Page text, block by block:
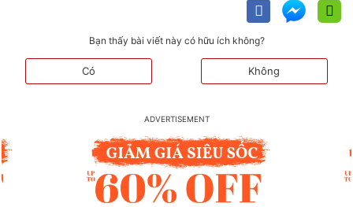
Bạn thấy bài viết này có hữu ích không?
Có Không